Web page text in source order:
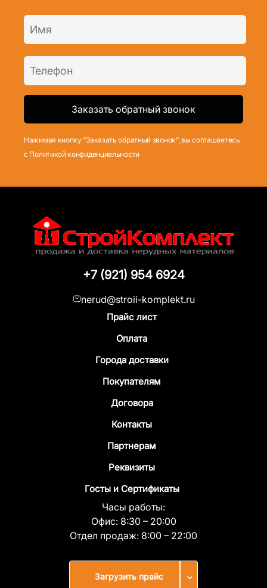
Нажимая кнопку “Заказать обратный звонок”, вы соглашаетесь
с Политикой конфиденциальности
+7 (921) 954 6924
nerud@stroii-komplekt.ru
Прайс лист
Оплата
Города доставки
Покупателям
Договора
Контакты
Партнерам
Реквизиты
Госты и Сертификаты
Часы работы:
Офис: 8:30 – 20:00
Отдел продаж: 8:00 – 22:00
Загрузить прайс